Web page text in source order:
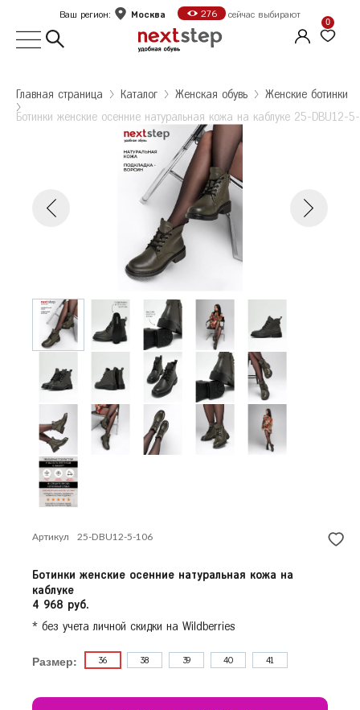
Главная страница Kаталог Женская обувь
Женские ботинки
Ботинки женские осенние натуральная кожа на каблуке 25-DBU12-
Выбор города
Санкт-Петербург
Железногорск
Казань
Красногорск
Красноярск
Курск
Липецк
Нижний Новгород
Омск
Пермь
Ростов-на-Дону
Ваш регион: Москва 276 сейчас выбирают
0
Артикул 25-DBU12-5-106
Ботинки женские осенние натуральная кожа на
каблуке
4 968 руб.
* без учета личной скидки на Wildberries
Размер: 36 38 39 40 41
Ботинки женские осенние натуральная кожа на
каблуке 25-DBU12-5-106
Размер: 37
Колличество: 1
Ботинки женские осенние натуральная
кожа на каблуке 25-DBU12-5-106
Количество: 1
2 095 ₽
Продолжить покупки
Оформить заказ